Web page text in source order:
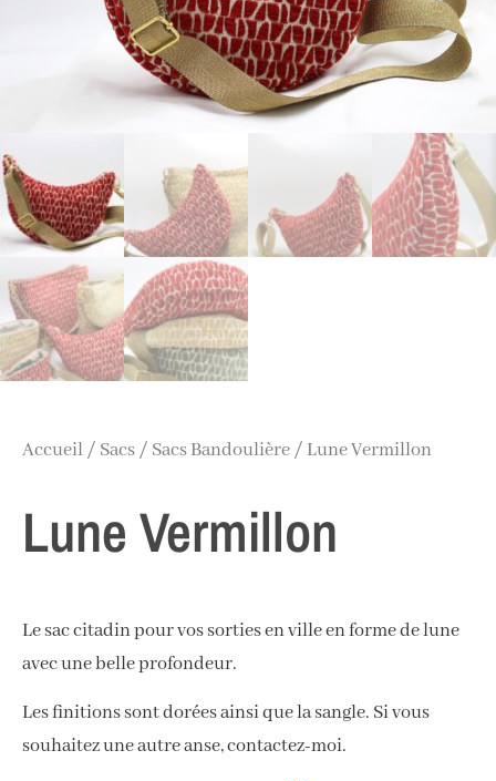
Accueil / Sacs / Sacs Bandoulière / Lune Vermillon
Lune Vermillon
Le sac citadin pour vos sorties en ville en forme de lune
avec une belle profondeur.
Les finitions sont dorées ainsi que la sangle. Si vous
souhaitez une autre anse, contactez-moi.